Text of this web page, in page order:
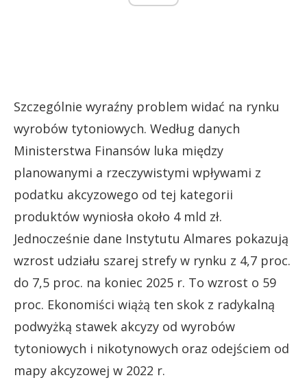
Szczególnie wyraźny problem widać na rynku
wyrobów tytoniowych. Według danych
Ministerstwa Finansów luka między
planowanymi a rzeczywistymi wpływami z
podatku akcyzowego od tej kategorii
produktów wyniosła około 4 mld zł.
Jednocześnie dane Instytutu Almares pokazują
wzrost udziału szarej strefy w rynku z 4,7 proc.
do 7,5 proc. na koniec 2025 r. To wzrost o 59
proc. Ekonomiści wiążą ten skok z radykalną
podwyżką stawek akcyzy od wyrobów
tytoniowych i nikotynowych oraz odejściem od
mapy akcyzowej w 2022 r.